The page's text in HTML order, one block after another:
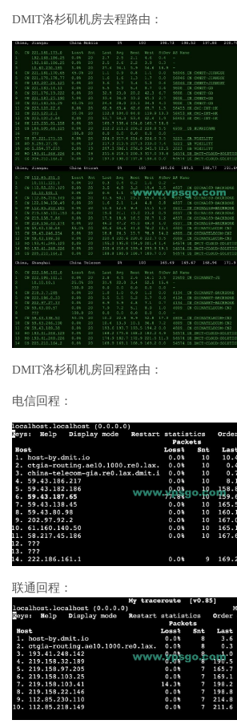
DMIT洛杉矶机房去程路由：
DMIT洛杉矶机房回程路由：
电信回程：
联通回程：